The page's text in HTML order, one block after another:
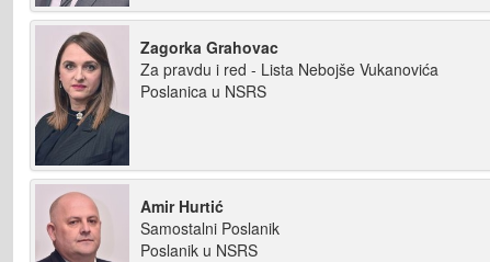
Zagorka Grahovac
Za pravdu i red - Lista Nebojše Vukanovića
Poslanica u NSRS
Amir Hurtić
Samostalni Poslanik
Poslanik u NSRS